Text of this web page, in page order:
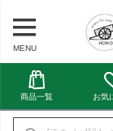
MENU
商品一覧 お気